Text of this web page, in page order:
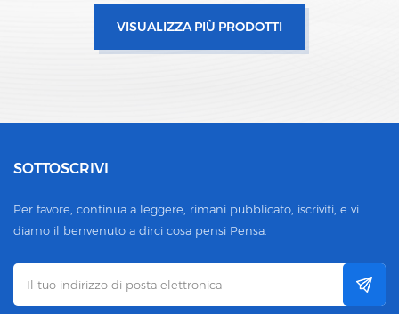
VISUALIZZA PIÙ PRODOTTI
SOTTOSCRIVI
Per favore, continua a leggere, rimani pubblicato, iscriviti, e vi
diamo il benvenuto a dirci cosa pensi Pensa.